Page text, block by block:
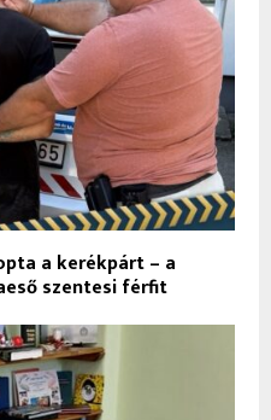
a kerékpárt – a
szentesi férfit